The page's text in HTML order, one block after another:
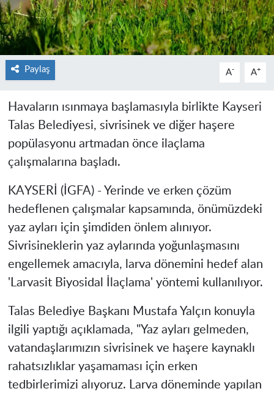
Paylaş A- A+
Havaların ısınmaya başlamasıyla birlikte Kayseri
Talas Belediyesi, sivrisinek ve diğer haşere
popülasyonu artmadan önce ilaçlama
çalışmalarına başladı.
KAYSERİ (İGFA) - Yerinde ve erken çözüm
hedeflenen çalışmalar kapsamında, önümüzdeki
yaz ayları için şimdiden önlem alınıyor.
Sivrisineklerin yaz aylarında yoğunlaşmasını
engellemek amacıyla, larva dönemini hedef alan
'Larvasit Biyosidal İlaçlama' yöntemi kullanılıyor.
Talas Belediye Başkanı Mustafa Yalçın konuyla
ilgili yaptığı açıklamada, "Yaz ayları gelmeden,
vatandaşlarımızın sivrisinek ve haşere kaynaklı
rahatsızlıklar yaşamaması için erken
tedbirlerimizi alıyoruz. Larva döneminde yapılan